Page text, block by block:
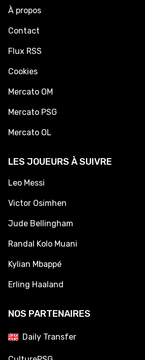
À propos
Contact
Flux RSS
Cookies
Mercato OM
Mercato PSG
Mercato OL
LES JOUEURS À SUIVRE
Leo Messi
Victor Osimhen
Jude Bellingham
Randal Kolo Muani
Kylian Mbappé
Erling Haaland
NOS PARTENAIRES
Daily Transfer